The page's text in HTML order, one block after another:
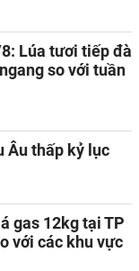
Lúa tươi tiếp đà
so với tuần
Âu thấp kỷ lục
gas 12kg tại TP
với các khu vực